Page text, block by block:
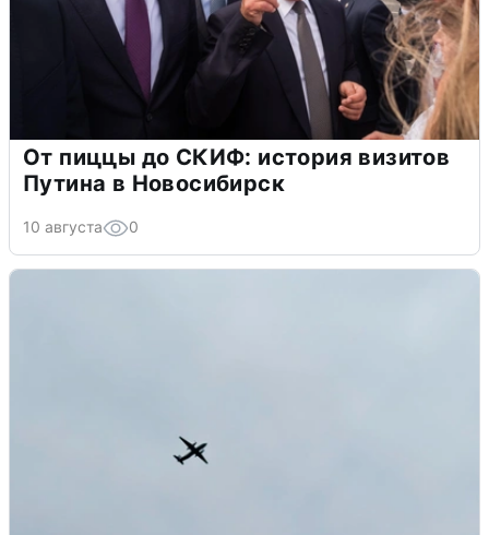
От пиццы до СКИФ: история визитов
Путина в Новосибирск
10 августа 0